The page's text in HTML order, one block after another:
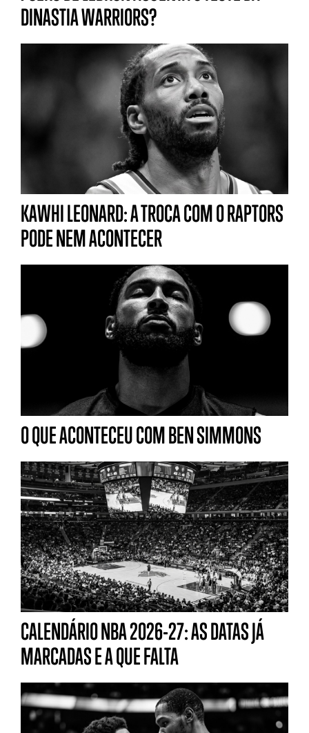
DINASTIA WARRIORS?
KAWHI LEONARD: A TROCA COM O RAPTORS
PODE NEM ACONTECER
O QUE ACONTECEU COM BEN SIMMONS
CALENDÁRIO NBA 2026-27: AS DATAS JÁ
MARCADAS E A QUE FALTA